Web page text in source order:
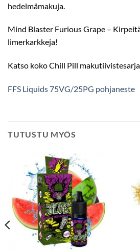
hedelmämakuja.
Mind Blaster Furious Grape –
limerkarkkeja!
Katso koko Chill Pill makutiivistesarja
FFS Liquids 75VG/25PG pohjaneste
TUTUSTU MYÖS